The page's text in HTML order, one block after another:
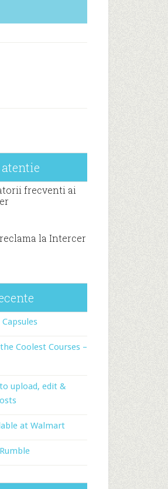
frecventi ai
la Intercer
Coolest Courses –
upload, edit &
at Walmart